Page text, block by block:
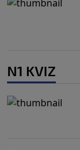
N1 KVIZ